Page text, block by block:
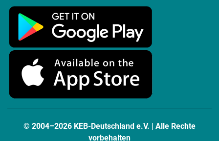
© 2004–2026 KEB-Deutschland e.V. | Alle Rechte
vorbehalten